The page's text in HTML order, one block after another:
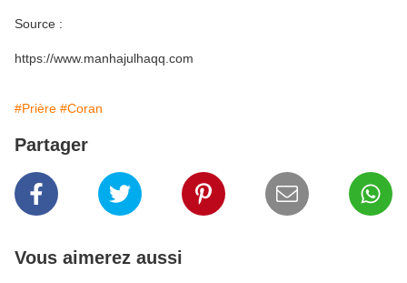
Source :
https://www.manhajulhaqq.com
#Prière #Coran
Partager
Vous aimerez aussi